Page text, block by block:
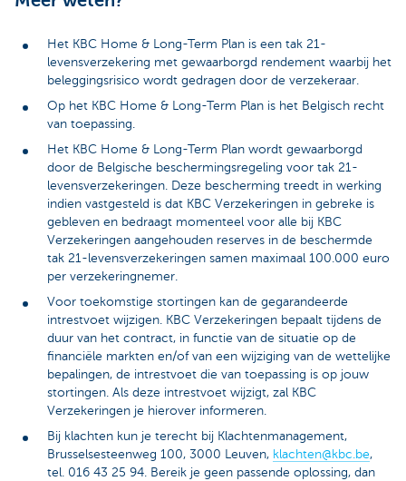
Het KBC Home & Long-Term Plan is een tak 21-
levensverzekering met gewaarborgd rendement waarbij het
beleggingsrisico wordt gedragen door de verzekeraar.
Op het KBC Home & Long-Term Plan is het Belgisch recht
van toepassing.
Het KBC Home & Long-Term Plan wordt gewaarborgd
door de Belgische beschermingsregeling voor tak 21-
levensverzekeringen. Deze bescherming treedt in werking
indien vastgesteld is dat KBC Verzekeringen in gebreke is
gebleven en bedraagt momenteel voor alle bij KBC
Verzekeringen aangehouden reserves in de beschermde
tak 21-levensverzekeringen samen maximaal 100.000 euro
per verzekeringnemer.
Voor toekomstige stortingen kan de gegarandeerde
intrestvoet wijzigen. KBC Verzekeringen bepaalt tijdens de
duur van het contract, in functie van de situatie op de
financiële markten en/of van een wijziging van de wettelijke
bepalingen, de intrestvoet die van toepassing is op jouw
stortingen. Als deze intrestvoet wijzigt, zal KBC
Verzekeringen je hierover informeren.
Bij klachten kun je terecht bij Klachtenmanagement,
Brusselsesteenweg 100, 3000 Leuven, klachten@kbc.be,
tel. 016 43 25 94. Bereik je geen passende oplossing, dan